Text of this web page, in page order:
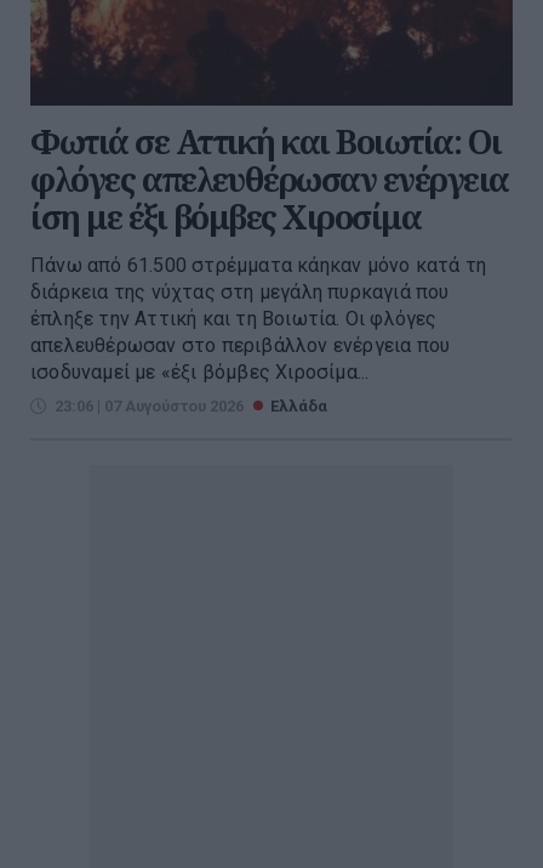
Φωτιά σε Αττική και Βοιωτία: Οι
φλόγες απελευθέρωσαν ενέργεια
ίση με έξι βόμβες Χιροσίμα
Πάνω από 61.500 στρέμματα κάηκαν μόνο κατά τη
διάρκεια της νύχτας στη μεγάλη πυρκαγιά που
έπληξε την Αττική και τη Βοιωτία. Οι φλόγες
απελευθέρωσαν στο περιβάλλον ενέργεια που
ισοδυναμεί με «έξι βόμβες Χιροσίμα...
23:06 | 07 Αυγούστου 2026 Ελλάδα